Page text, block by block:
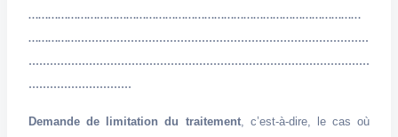
…………………………………………………………………………………………
……………..................................................................................
................................................................................................
.............................
Demande de limitation du traitement, c’est-à-dire, le cas où